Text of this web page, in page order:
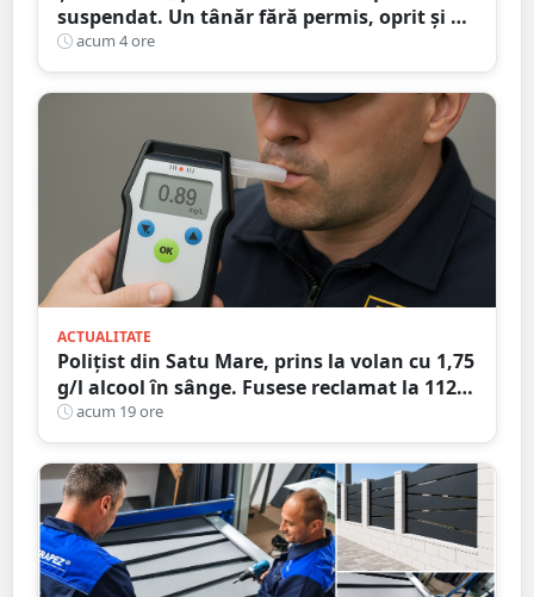
suspendat. Un tânăr fără permis, oprit și el
la Petea
acum 4 ore
ACTUALITATE
Polițist din Satu Mare, prins la volan cu 1,75
g/l alcool în sânge. Fusese reclamat la 112
că circula pe contrasens
acum 19 ore